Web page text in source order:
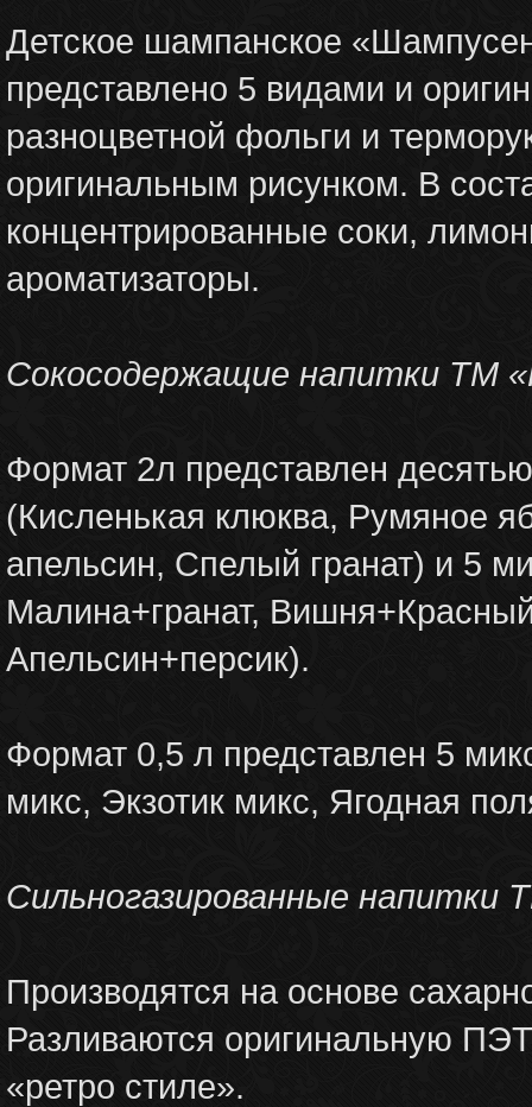
Детское шампанское
представлено 5 видами и
разноцветной фольги и
оригинальным рисунком. В
концентрированные соки,
ароматизаторы.
Сокосодержащие напитки ТМ
Формат 2л представлен
(Кисленькая клюква, Румяное
апельсин, Спелый гранат) и 5
Малина+гранат,
Апельсин+персик).
Формат 0,5 л представлен 5
микс, Экзотик микс, Ягодная
Сильногазированные напитки
Производятся на основе
Разливаются оригинальную
«ретро стиле».